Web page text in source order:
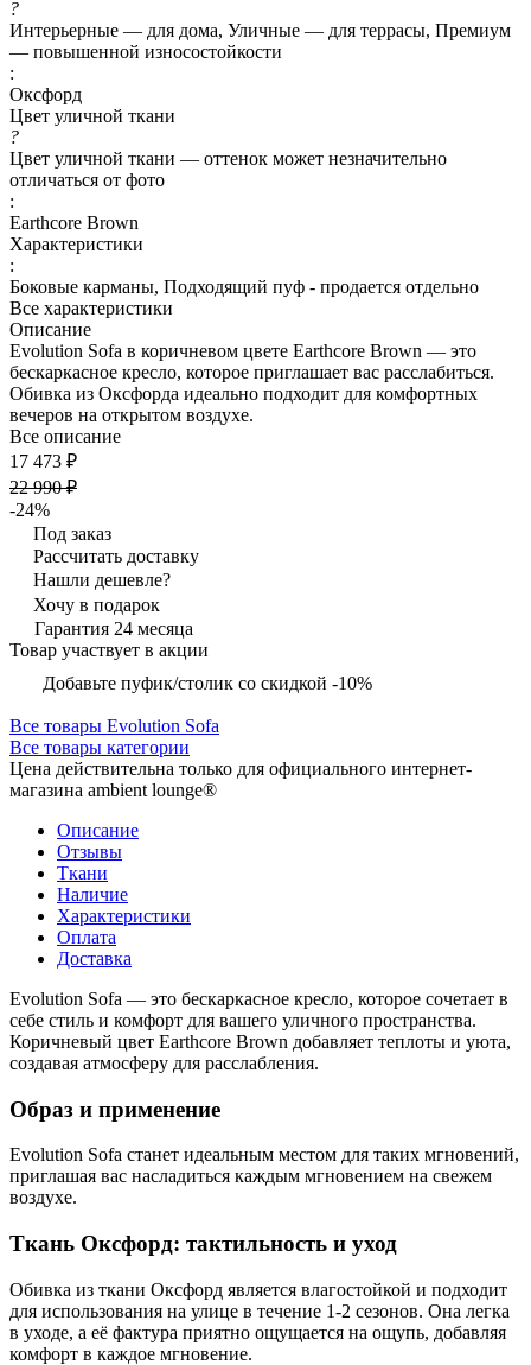
?
Интерьерные — для дома, Уличные — для террасы, Премиум
— повышенной износостойкости
:
Оксфорд
Цвет уличной ткани
?
Цвет уличной ткани — оттенок может незначительно
отличаться от фото
:
Earthcore Brown
Характеристики
:
Боковые карманы, Подходящий пуф - продается отдельно
Все характеристики
Описание
Evolution Sofa в коричневом цвете Earthcore Brown — это
бескаркасное кресло, которое приглашает вас расслабиться.
Обивка из Оксфорда идеально подходит для комфортных
вечеров на открытом воздухе.
Все описание
17 473 ₽
22 990 ₽
-24%
Под заказ
Рассчитать доставку
Нашли дешевле?
Хочу в подарок
Гарантия 24 месяца
Товар участвует в акции
Добавьте пуфик/столик со скидкой -10%
Все товары Evolution Sofa
Все товары категории
Цена действительна только для официального интернет-
магазина ambient lounge®
Описание
Отзывы
Ткани
Наличие
Характеристики
Оплата
Доставка
Evolution Sofa — это бескаркасное кресло, которое сочетает в
себе стиль и комфорт для вашего уличного пространства.
Коричневый цвет Earthcore Brown добавляет теплоты и уюта,
создавая атмосферу для расслабления.
Образ и применение
Evolution Sofa станет идеальным местом для таких мгновений,
приглашая вас насладиться каждым мгновением на свежем
воздухе.
Ткань Оксфорд: тактильность и уход
Обивка из ткани Оксфорд является влагостойкой и подходит
для использования на улице в течение 1-2 сезонов. Она легка
в уходе, а её фактура приятно ощущается на ощупь, добавляя
комфорт в каждое мгновение.